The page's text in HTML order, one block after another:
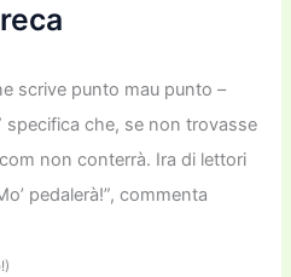
scrive punto mau punto –
specifica che, se non trovasse
non conterrà. Ira di lettori
pedalerà!”, commenta